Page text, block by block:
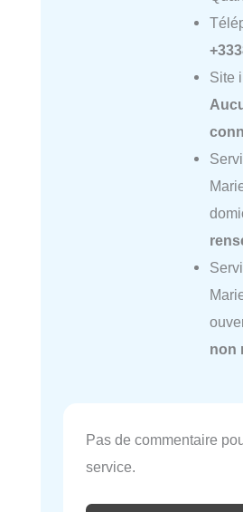
Site
non
Pas de commentaire
service.